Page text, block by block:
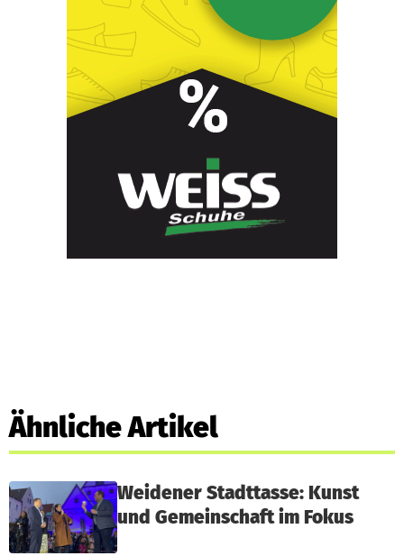
Ähnliche Artikel
Weidener Stadttasse: Kunst
und Gemeinschaft im Fokus